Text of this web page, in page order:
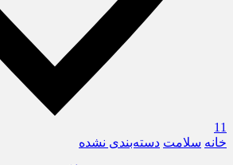
11
خانه سلامت دسته‌بندی نشده